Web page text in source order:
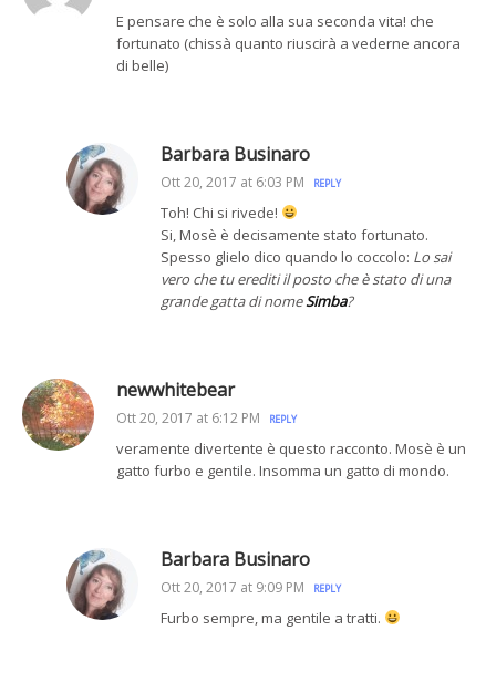
E pensare che è solo alla sua seconda vita! che
fortunato (chissà quanto riuscirà a vederne ancora
di belle)
Barbara Businaro
Ott 20, 2017 at 6:03 PM REPLY
Toh! Chi si rivede!
Si, Mosè è decisamente stato fortunato.
Spesso glielo dico quando lo coccolo: Lo sai
vero che tu erediti il posto che è stato di una
grande gatta di nomeSimba?
newwhitebear
Ott 20, 2017 at 6:12 PM REPLY
veramente divertente è questo racconto. Mosè è un
gatto furbo e gentile. Insomma un gatto di mondo.
Barbara Businaro
Ott 20, 2017 at 9:09 PM REPLY
Furbo sempre, ma gentile a tratti.